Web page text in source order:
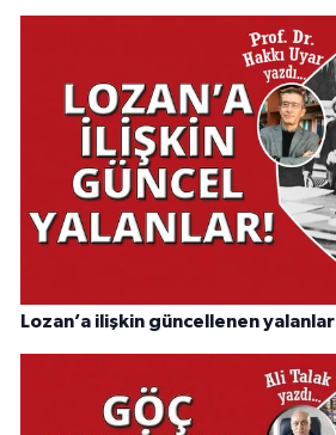
Lozan’a ilişkin güncellenen yalanlar